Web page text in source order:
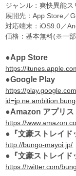
ジャンル：爽快異能ス
展開先：App Store／
対応端末：iOS9.0／
価格：基本無料(※一
●App Store
https://
●Google Play
https://
●Amazon アプリス
https://
●『文豪ストレイド
http://bungo-mayoi.jp/
●『文豪ストレイド
https://twitter.com/